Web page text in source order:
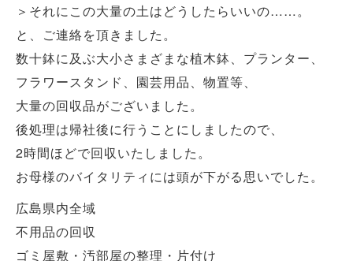
＞それにこの大量の土はどうしたらいいの……。
と、ご連絡を頂きました。
数十鉢に及ぶ大小さまざまな植木鉢、プランター、
フラワースタンド、園芸用品、物置等、
大量の回収品がございました。
後処理は帰社後に行うことにしましたので、
2時間ほどで回収いたしました。
お母様のバイタリティには頭が下がる思いでした。
広島県内全域
不用品の回収
ゴミ屋敷・汚部屋の整理・片付け